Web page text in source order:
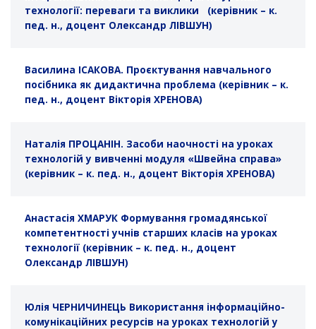
технології: переваги та виклики (керівник – к.
пед. н., доцент Олександр ЛІВШУН)
Василина ІСАКОВА. Проєктування навчального
посібника як дидактична проблема (керівник – к.
пед. н., доцент Вікторія ХРЕНОВА)
Наталія ПРОЦАНІН. Засоби наочності на уроках
технологій у вивченні модуля «Швейна справа»
(керівник – к. пед. н., доцент Вікторія ХРЕНОВА)
Анастасія ХМАРУК Формування громадянської
компетентності учнів старших класів на уроках
технології (керівник – к. пед. н., доцент
Олександр ЛІВШУН)
Юлія ЧЕРНИЧИНЕЦЬ Використання інформаційно-
комунікаційних ресурсів на уроках технологій у